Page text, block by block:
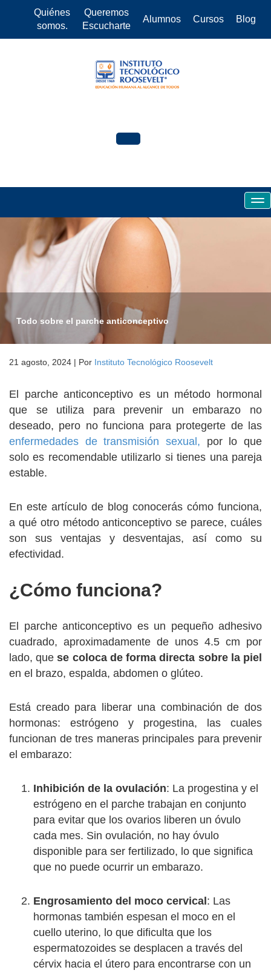
Quiénes
somos.
Queremos
Escucharte
Alumnos Cursos Blog
Todo sobre el parche anticonceptivo
21 agosto, 2024 | Por Instituto Tecnológico Roosevelt
El parche anticonceptivo es un método hormonal
que se utiliza para prevenir un embarazo no
deseado, pero no funciona para protegerte de las
enfermedades de transmisión sexual, por lo que
solo es recomendable utilizarlo si tienes una pareja
estable.
En este artículo de blog conocerás cómo funciona,
a qué otro método anticonceptivo se parece, cuáles
son sus ventajas y desventajas, así como su
efectividad.
¿Cómo funciona?
El parche anticonceptivo es un pequeño adhesivo
cuadrado, aproximadamente de unos 4.5 cm por
lado, quese coloca de forma directa sobre la piel
en el brazo, espalda, abdomen o glúteo.
Está creado para liberar una combinación de dos
hormonas: estrógeno y progestina, las cuales
funcionan de tres maneras principales para prevenir
el embarazo:
Inhibición de la ovulación: La progestina y el
estrógeno en el parche trabajan en conjunto
para evitar que los ovarios liberen un óvulo
cada mes. Sin ovulación, no hay óvulo
disponible para ser fertilizado, lo que significa
que no puede ocurrir un embarazo.
Engrosamiento del moco cervical : Las
hormonas también espesan el moco en el
cuello uterino, lo que dificulta que los
espermatozoides se desplacen a través del
cérvix hacia el útero para encontrarse con un